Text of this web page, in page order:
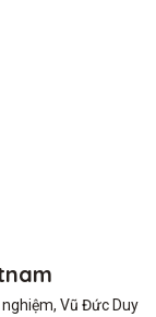
Vũ Đức Duy